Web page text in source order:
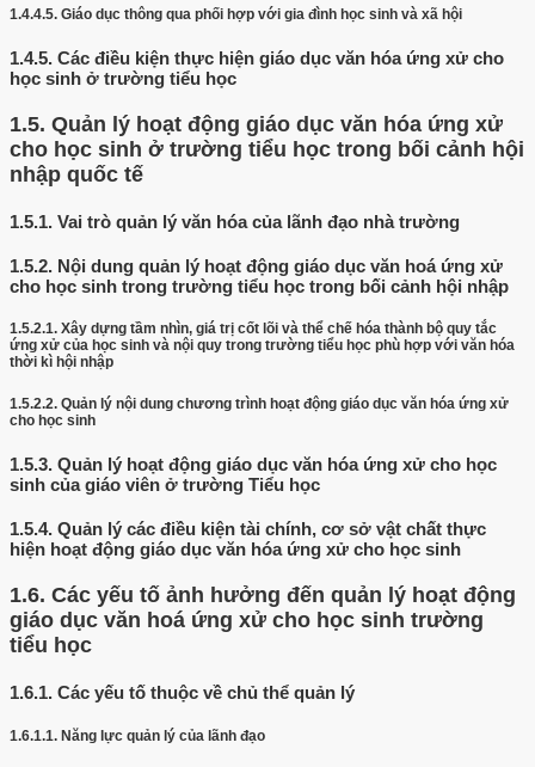
1.4.4.5. Giáo dục thông qua phối hợp với gia đình học sinh và xã hội
1.4.5. Các điều kiện thực hiện giáo dục văn hóa ứng xử cho
học sinh ở trường tiểu học
1.5. Quản lý hoạt động giáo dục văn hóa ứng xử
cho học sinh ở trường tiểu học trong bối cảnh hội
nhập quốc tế
1.5.1. Vai trò quản lý văn hóa của lãnh đạo nhà trường
1.5.2. Nội dung quản lý hoạt động giáo dục văn hoá ứng xử
cho học sinh trong trường tiểu học trong bối cảnh hội nhập
1.5.2.1. Xây dựng tầm nhìn, giá trị cốt lõi và thể chế hóa thành bộ quy tắc
ứng xử của học sinh và nội quy trong trường tiểu học phù hợp với văn hóa
thời kì hội nhập
1.5.2.2. Quản lý nội dung chương trình hoạt động giáo dục văn hóa ứng xử
cho học sinh
1.5.3. Quản lý hoạt động giáo dục văn hóa ứng xử cho học
sinh của giáo viên ở trường Tiểu học
1.5.4. Quản lý các điều kiện tài chính, cơ sở vật chất thực
hiện hoạt động giáo dục văn hóa ứng xử cho học sinh
1.6. Các yếu tố ảnh hưởng đến quản lý hoạt động
giáo dục văn hoá ứng xử cho học sinh trường
tiểu học
1.6.1. Các yếu tố thuộc về chủ thể quản lý
1.6.1.1. Năng lực quản lý của lãnh đạo